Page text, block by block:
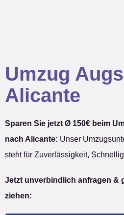
Umzug
Alicante
Sparen Sie jetzt Ø 150€ beim
nach Alicante: Unser
steht für Zuverlässigkeit,
Jetzt unverbindlich anfragen &
ziehen: